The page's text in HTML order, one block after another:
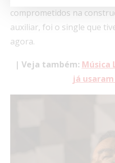
comprometidos na
auxiliar, foi o single que
agora.
| Veja também: Música
já